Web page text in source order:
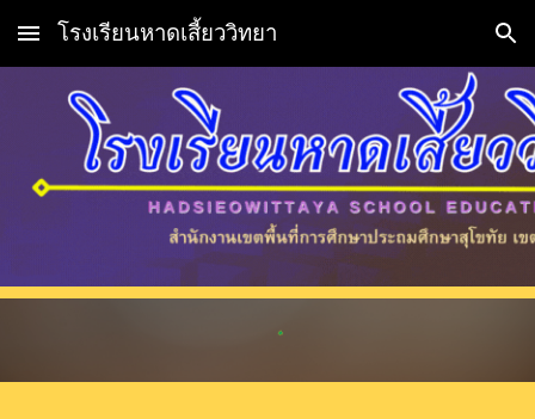
Skip to main content Skip to navigation
โรงเรียนหาดเสี้ยววิทยา